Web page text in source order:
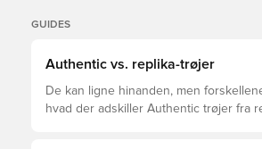
GUIDES
Authentic vs. replika-trøjer
De kan ligne hinanden, men
hvad der adskiller Authentic trøjer fra